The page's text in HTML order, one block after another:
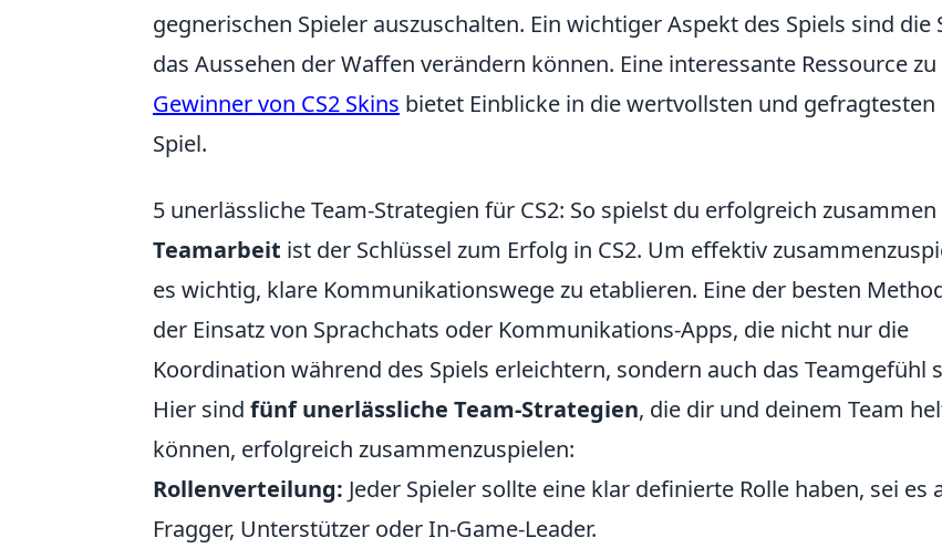
gegnerischen Spieler auszuschalten. Ein wichtiger Aspekt des Spiels sind die
das Aussehen der Waffen verändern können. Eine interessante Ressource zu
Gewinner von CS2 Skins bietet Einblicke in die wertvollsten und gefragtesten
Spiel.
5 unerlässliche Team-Strategien für CS2: So spielst du erfolgreich zusammen
Teamarbeit ist der Schlüssel zum Erfolg in CS2. Um effektiv
es wichtig, klare Kommunikationswege zu etablieren. Eine der besten
der Einsatz von Sprachchats oder Kommunikations-Apps, die nicht nur die
Koordination während des Spiels erleichtern, sondern auch das Teamgefühl
Hier sind fünf unerlässliche Team-Strategien, die dir und deinem Team
können, erfolgreich zusammenzuspielen:
Rollenverteilung: Jeder Spieler sollte eine klar definierte Rolle haben, sei es
Fragger, Unterstützer oder In-Game-Leader.